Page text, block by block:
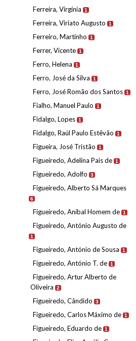
Ferreira, Virgínia 1
Ferreira, Viriato Augusto 1
Ferreiro, Martinho 1
Ferrer, Vicente 1
Ferro, Helena 1
Ferro, José da Silva 1
Ferro, José Romão dos Santos 1
Fialho, Manuel Paulo 1
Fidalgo, Lopes 1
Fidalgo, Raúl Paulo Estêvão 1
Figueira, José Tristão 1
Figueiredo, Adelina Pais de 1
Figueiredo, Adolfo 3
Figueiredo, Alberto Sá Marques
6
Figueiredo, Aníbal Homem de 1
Figueiredo, António Augusto de
1
Figueiredo, António de Sousa 1
Figueiredo, António T. de 1
Figueiredo, Artur Alberto de
Oliveira
2
Figueiredo, Cândido 3
Figueiredo, Carlos Máximo de 1
Figueiredo, Eduardo de 1